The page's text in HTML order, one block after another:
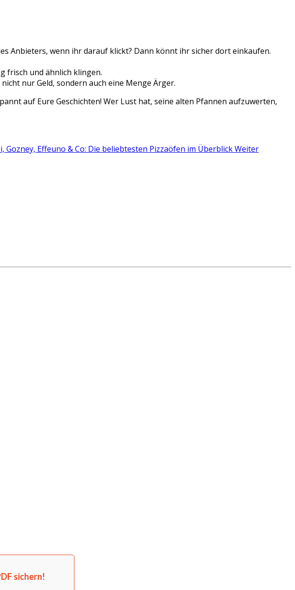
Anbieters, wenn ihr darauf klickt? Dann könnt ihr sicher dort einkaufen.
frisch und ähnlich klingen.
nur Geld, sondern auch eine Menge Ärger.
auf Eure Geschichten! Wer Lust hat, seine alten Pfannen aufzuwerten,
Gozney, Effeuno & Co: Die beliebtesten Pizzaöfen im ÜberblickWeiter
sichern!